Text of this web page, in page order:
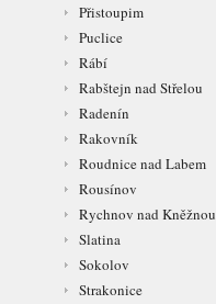
Přistoupim
Puclice
Rábí
Rabštejn nad Střelou
Radenín
Rakovník
Roudnice nad Labem
Rousínov
Rychnov nad Kněžnou
Slatina
Sokolov
Strakonice